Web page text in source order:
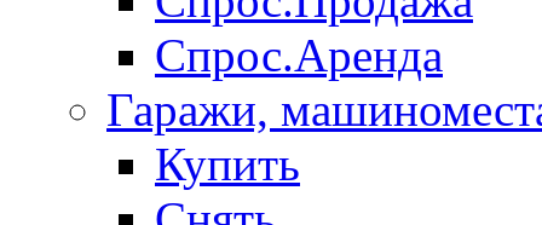
Спрос.Аренда
Гаражи,
Купить